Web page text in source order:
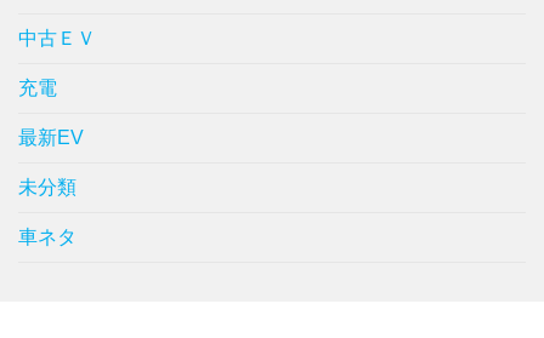
中古ＥＶ
充電
最新EV
未分類
車ネタ